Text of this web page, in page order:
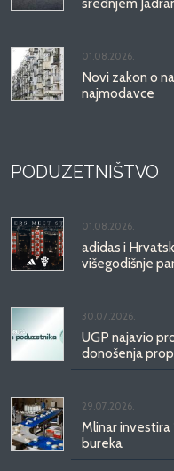
srednjem
01.08.2026.
Novi zakon o
najmodavce
PODUZETNIŠTVO
01.08.2026.
adidas i
višegodišnje
30.07.2026.
UGP najavio
donošenja
29.07.2026.
Mlinar investira
bureka